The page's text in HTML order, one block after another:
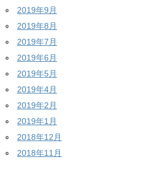
2019年9月
2019年8月
2019年7月
2019年6月
2019年5月
2019年4月
2019年2月
2019年1月
2018年12月
2018年11月